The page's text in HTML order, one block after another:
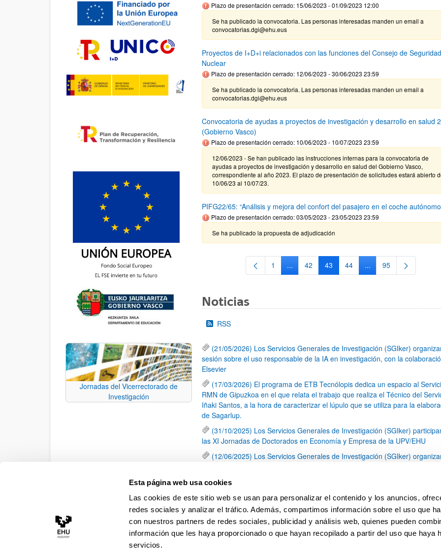
Esta página web usa cookies
Las cookies de este sitio web se usan para personalizar el contenido y los anuncios,
redes sociales y analizar el tráfico. Además, compartimos información sobre el uso que
con nuestros partners de redes sociales, publicidad y análisis web, quienes pueden
información que les haya proporcionado o que hayan recopilado a partir del uso que haya
servicios.
Jornadas del Vicerrectorado de
Investigación
Plazo de presentación cerrado: 15/06/2023 - 01/09/2023 12:00
Se ha publicado la convocatoria. Las personas interesadas manden un email a
convocatorias.dgi@ehu.eus
Proyectos de I+D+i relacionados con las funciones del Consejo de Seguridad
Nuclear
Plazo de presentación cerrado: 12/06/2023 - 30/06/2023 23:59
Se ha publicado la convocatoria. Las personas interesadas manden un email a
convocatorias.dgi@ehu.eus
Convocatoria de ayudas a proyectos de investigación y desarrollo en salud
(Gobierno Vasco)
Plazo de presentación cerrado: 10/06/2023 - 10/07/2023 23:59
12/06/2023 - Se han publicado las instrucciones internas para la convocatoria de
ayudas a proyectos de investigación y desarrollo en salud del Gobierno Vasco,
correspondiente al año 2023. El plazo de presentación de solicitudes estará abierto
10/06/23 al 10/07/23.
PIFG22/65: “Análisis y mejora del confort del pasajero en el coche
Plazo de presentación cerrado: 03/05/2023 - 23/05/2023 23:59
Se ha publicado la propuesta de adjudicación
Página
1 ...Páginas intermedias Use TAB para desplazarse.
Página
42 Página
43 Página
44 ...Páginas intermedias
Página
95
Noticias
RSS
(21/05/2026) Los Servicios Generales de Investigación (SGIker)
sesión sobre el uso responsable de la IA en investigación, con la
Elsevier
(17/03/2026) El programa de ETB Tecnólopis dedica un espacio al
RMN de Gipuzkoa en el que relata el trabajo que realiza el Técnico del
Iñaki Santos, a la hora de caracterizar el lúpulo que se utiliza para la
de Sagarlup.
(31/10/2025) Los Servicios Generales de Investigación (SGIker)
las XI Jornadas de Doctorados en Economía y Empresa de la UPV/EHU
(12/06/2025) Los Servicios Generales de Investigación (SGIker)
una caracterización química de dos variedades de lúpulo silvestre
Página
1 Página
2 Página
3 ...
Páginas intermedias Use TAB
Página
79